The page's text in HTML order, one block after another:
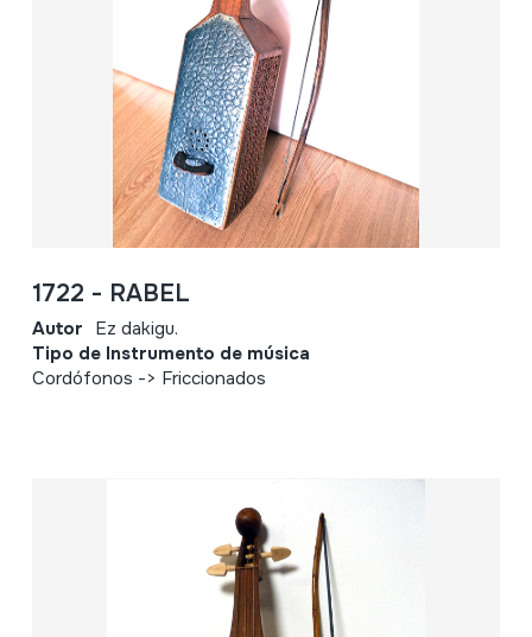
1722 - RABEL
Autor Ez dakigu.
Tipo de Instrumento de música
Cordófonos -> Friccionados